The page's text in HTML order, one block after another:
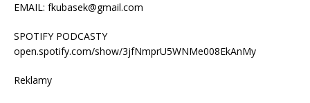
EMAIL: fkubasek@gmail.com
SPOTIFY PODCASTY
open.spotify.com/show/3jfNmprU5WNMe008EkAnMy
Reklamy